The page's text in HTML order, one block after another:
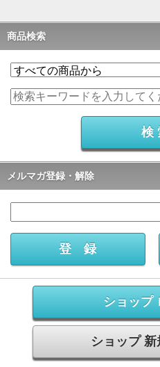
商品検索
メルマガ登録・解除
ショップ
ショップ